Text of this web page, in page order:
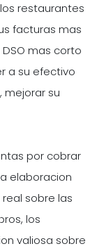
restaurantes
facturas mas
mas corto
a su efectivo
mejorar su
por cobrar
elaboracion
sobre las
los
valiosa sobre